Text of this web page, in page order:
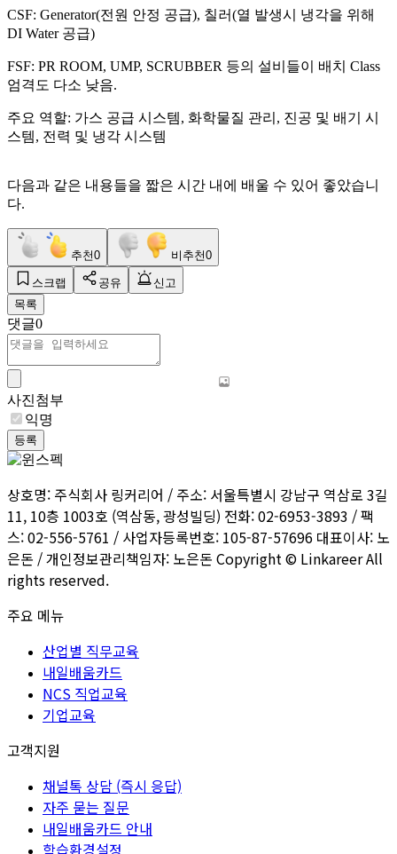
CSF: Generator(전원 안정 공급), 칠러(열 발생시 냉각을 위해
DI Water 공급)
FSF: PR ROOM, UMP, SCRUBBER 등의 설비들이 배치 Class
엄격도 다소 낮음.
주요 역할: 가스 공급 시스템, 화학물질 관리 , 진공 및 배기 시
스템, 전력 및 냉각 시스템
다음과 같은 내용들을 짧은 시간 내에 배울 수 있어 좋았습니
다.
추천0 비추천0
스크랩 공유
신고
목록
댓글0
사진첨부
익명
등록
상호명: 주식회사 링커리어 / 주소: 서울특별시 강남구 역삼로 3길
11, 10층 1003호 (역삼동, 광성빌딩) 전화: 02-6953-3893 / 팩
스: 02-556-5761 / 사업자등록번호: 105-87-57696 대표이사: 노
은돈 / 개인정보관리책임자: 노은돈 Copyright © Linkareer All
rights reserved.
주요 메뉴
산업별 직무교육
내일배움카드
NCS 직업교육
기업교육
고객지원
채널톡 상담 (즉시 응답)
자주 묻는 질문
내일배움카드 안내
학습환경설정